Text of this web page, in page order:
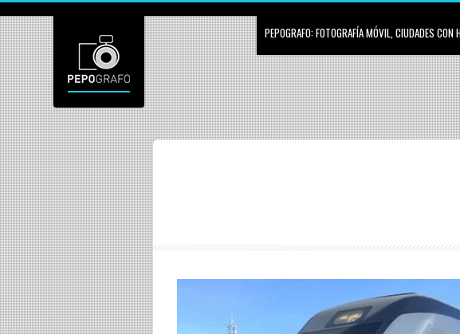
PEPOGRAFO: FOTOGRAFÍA MÓVIL, CIUDADES